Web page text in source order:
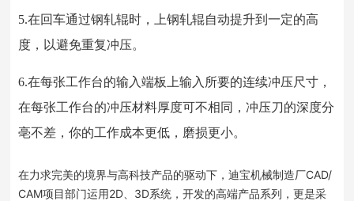
5.在回车通过钢轧辊时，上钢轧辊自动提升到一定的高
度，以避免重复冲压。
6.在每张工作台的输入端板上输入所要的连续冲压尺寸，
在每张工作台的冲压材料厚度可不相同，冲压刀的深度分
亳不差，你的工作成本更低，磨损更小。
在力求完美的境界与高科技产品的驱动下，迪宝机械制造厂CAD/
CAM项目部门运用2D、3D系统，开发的高端产品系列，更是采